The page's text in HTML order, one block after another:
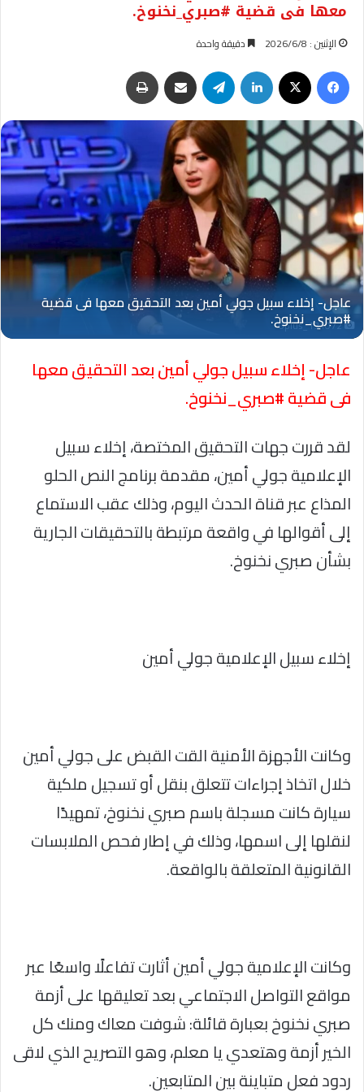
معها فى قضية #صبري_نخنوخ.
الإثنين : 2026/6/8 دقيقة واحدة
فيسبوك لينكدإن تيلقرام مشاركة عبر البريد
Oplus_131072
عاجل- إخلاء سبيل جولي أمين بعد التحقيق معها
فى قضية #صبري_نخنوخ.
لقد قررت جهات التحقيق المختصة، إخلاء سبيل
الإعلامية جولي أمين، مقدمة برنامج النص الحلو
المذاع عبر قناة الحدث اليوم، وذلك عقب الاستماع
إلى أقوالها في واقعة مرتبطة بالتحقيقات الجارية
بشأن صبري نخنوخ.
إخلاء سبيل الإعلامية جولي أمين
وكانت الأجهزة الأمنية القت القبض على جولي أمين
خلال اتخاذ إجراءات تتعلق بنقل أو تسجيل ملكية
سيارة كانت مسجلة باسم صبري نخنوخ، تمهيدًا
لنقلها إلى اسمها، وذلك في إطار فحص الملابسات
القانونية المتعلقة بالواقعة.
وكانت الإعلامية جولي أمين أثارت تفاعلًا واسعًا عبر
مواقع التواصل الاجتماعي بعد تعليقها على أزمة
صبري نخنوخ بعبارة قائلة: شوفت معاك ومنك كل
الخير أزمة وهتعدي يا معلم، وهو التصريح الذي لاقى
ردود فعل متباينة بين المتابعين.